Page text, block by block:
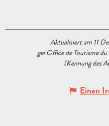
Aktualisiert am 11
gei Office de Tourisme du
(Kennung des
Einen